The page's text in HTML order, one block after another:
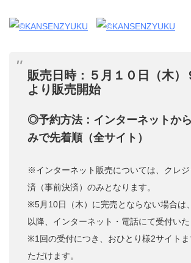
販売日時：５月１０日（木）
より販売開始
◎予約方法：インターネットか
みで先着順（全サイト）
※インターネット販売については、クレ
済（事前決済）のみとなります。
※5月10日（木）に完売とならない場合は
以降、インターネット・電話にて受付いた
※1回の受付につき、おひとり様2サイト
ただけます。